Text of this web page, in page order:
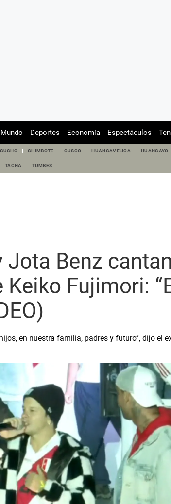
Mundo Deportes Economía Espectáculos
CHIMBOTE CUSCO HUANCAVELICA HUANCAYO
TACNA TUMBES
Jota Benz
Fujimori:
en nuestra familia, padres y futuro”, dijo el